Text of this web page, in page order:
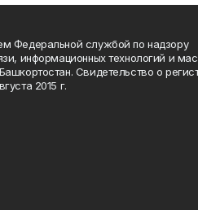
Федеральной службой по надзору
информационных технологий и
Свидетельство о
2015 г.